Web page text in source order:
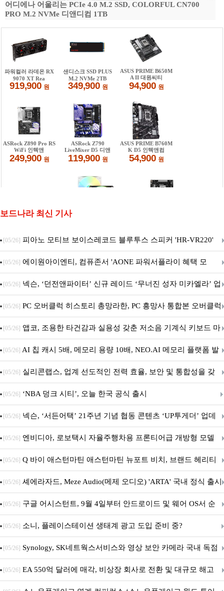
어디에나 어울리는 PCIe 4.0 M.2 SSD, COLORFUL CN700
PRO M.2 NVMe 디앤디컴 1TB
보드나라 최신 기사
[05/26] 피아노 모티브 보이스레코드 블루투스 스피커 'HR-VR220'
출시
[05/26] 에이원아이엔티, 컴퓨존서 'AONE 파워서플라이 혜택 모
음.ZIP' 이벤트 진행
[05/26] 넥슨, ‘던전앤파이터’ 신규 레이드 ‘무너진 성자 미카엘라’ 업
데이트!
[05/26] PC 오버클럭 히스토리 총망라한, PC 흥망사 통합본 오버클럭
특집(1-4편)
[05/26] 앱코, 조용한 타건감과 실용성 갖춘 저소음 기계식 키보드 마
우스 세트 'KM580' 출시
[05/26] AI 칩 캐시 5배, 메모리 용량 10배, NEO.AI 메모리 플랫폼 발
표
[05/26] 실리콘랩스, 업계 선도적인 전력 효율, 보안 및 통합성을 갖
춘 초저전력 블루투스 LE SoC ‘BG2B’ 공개
[05/26] ‘NBA 덩크 시티’, 오늘 한국 공식 출시
[05/26] 넥슨, ‘서든어택’ 21주년 기념 협동 콘텐츠 ‘UP투게더’ 업데
이트
[05/26] 엔비디아, 로보택시 자율주행차용 프론티어급 개방형 모델
‘알파마요 2 슈퍼’ 상업적 이용 가능
[05/26] Q 바이 애스턴마틴 애스턴마틴 뉴포트 비치, 브랜드 헤리티
지 담은 ‘헤리티지 에디션 컬렉션’ 공개
[05/26] 셰에라자드, Meze Audio(메제 오디오) 'ARTA' 국내 정식 출시
[05/26] 구글 어시스턴트, 9월 4일부터 안드로이드 및 웨어 OS서 순
차 서비스 종료
[05/26] 소니, 플레이스테이션 생태계 광고 도입 준비 중?
[05/26] Synology, SK네트웍스서비스와 영상 보안 카메라 국내 독점
판매 파트너십 체결
[05/26] EA 550억 달러에 매각, 비상장 회사로 전환 및 대규모 해고